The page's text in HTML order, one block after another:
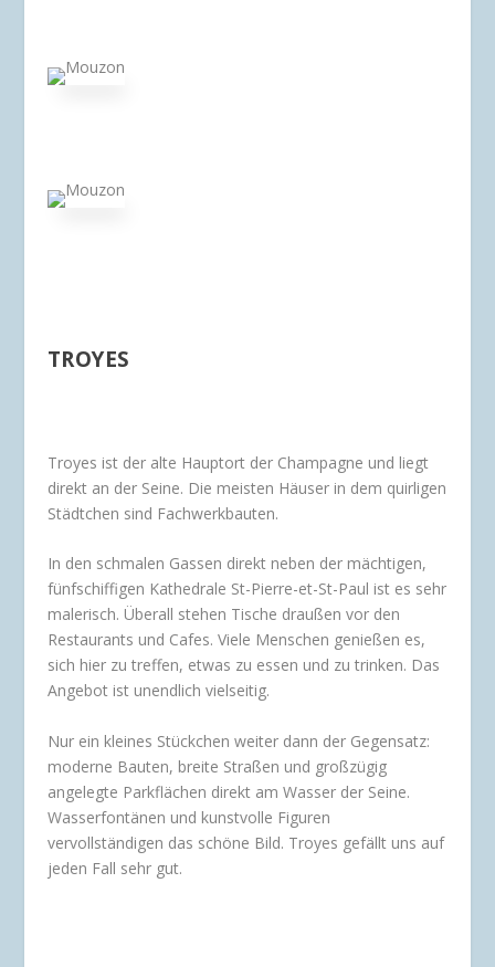
TROYES
Troyes ist der alte Hauptort der Champagne und liegt
direkt an der Seine. Die meisten Häuser in dem quirligen
Städtchen sind Fachwerkbauten.
In den schmalen Gassen direkt neben der mächtigen,
fünfschiffigen Kathedrale St-Pierre-et-St-Paul ist es sehr
malerisch. Überall stehen Tische draußen vor den
Restaurants und Cafes. Viele Menschen genießen es,
sich hier zu treffen, etwas zu essen und zu trinken. Das
Angebot ist unendlich vielseitig.
Nur ein kleines Stückchen weiter dann der Gegensatz:
moderne Bauten, breite Straßen und großzügig
angelegte Parkflächen direkt am Wasser der Seine.
Wasserfontänen und kunstvolle Figuren
vervollständigen das schöne Bild. Troyes gefällt uns auf
jeden Fall sehr gut.